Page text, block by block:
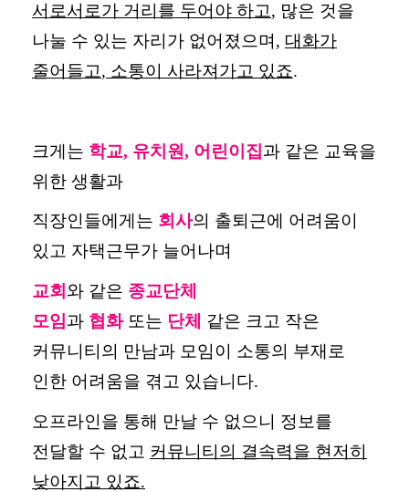
서로서로가 거리를 두어야 하고, 많은 것을
나눌 수 있는 자리가 없어졌으며 , 대화가
줄어들고, 소통이 사라져가고 있죠.
크게는 학교, 유치원, 어린이집과 같은 교육을
위한 생활과
직장인들에게는 회사의 출퇴근에 어려움이
있고 자택근무가 늘어나며
교회 와 같은 종교단체
모임과 협화또는 단체
같은 크고 작은
커뮤니티의 만남과 모임이 소통의 부재로
인한 어려움을 겪고 있습니다.
오프라인을 통해 만날 수 없으니 정보를
전달할 수 없고 커뮤니티의 결속력을 현저히
낮아지고 있죠.